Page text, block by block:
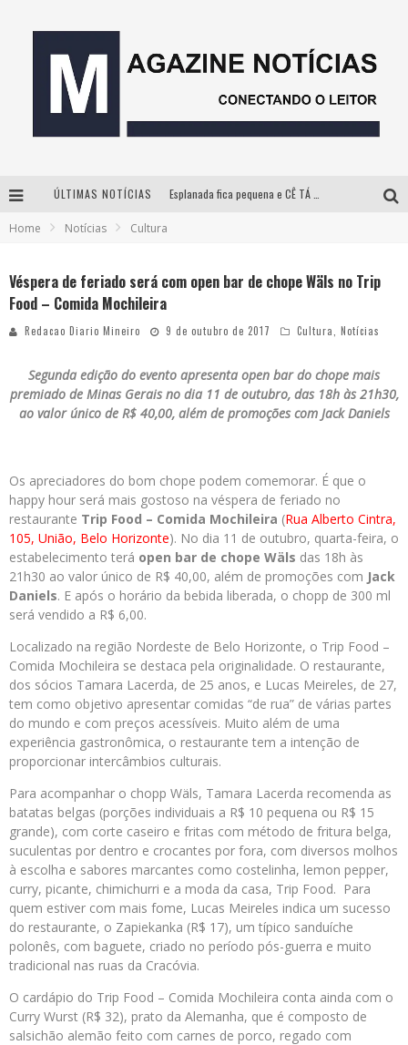
ÚLTIMAS NOTÍCIAS
Home Notícias Cultura
Véspera de feriado será com open bar de chope Wäls no Trip
Food – Comida Mochileira
Redacao Diario Mineiro 9 de outubro de 2017 Cultura Notícias
Segunda edição do evento apresenta open bar do chope mais
premiado de Minas Gerais no dia 11 de outubro, das 18h às 21h30,
ao valor único de R$ 40,00, além de promoções com Jack Daniels
Os apreciadores do bom chope podem comemorar. É que o
happy hour será mais gostoso na véspera de feriado no
restaurante Trip Food – Comida Mochileira (Rua Alberto Cintra,
105, União, Belo Horizonte). No dia 11 de outubro, quarta-feira, o
estabelecimento terá open bar de chope Wäls das 18h às
21h30 ao valor único de R$ 40,00, além de promoções com Jack
Daniels. E após o horário da bebida liberada, o chopp de 300 ml
será vendido a R$ 6,00.
Localizado na região Nordeste de Belo Horizonte, o Trip Food –
Comida Mochileira se destaca pela originalidade. O restaurante,
dos sócios Tamara Lacerda, de 25 anos, e Lucas Meireles, de 27,
tem como objetivo apresentar comidas “de rua” de várias partes
do mundo e com preços acessíveis. Muito além de uma
experiência gastronômica, o restaurante tem a intenção de
proporcionar intercâmbios culturais.
Para acompanhar o chopp Wäls, Tamara Lacerda recomenda as
batatas belgas (porções individuais a R$ 10 pequena ou R$ 15
grande), com corte caseiro e fritas com método de fritura belga,
suculentas por dentro e crocantes por fora, com diversos molhos
à escolha e sabores marcantes como costelinha, lemon pepper,
curry, picante, chimichurri e a moda da casa, Trip Food. Para
quem estiver com mais fome, Lucas Meireles indica um sucesso
do restaurante, o Zapiekanka (R$ 17), um típico sanduíche
polonês, com baguete, criado no período pós-guerra e muito
tradicional nas ruas da Cracóvia.
O cardápio do Trip Food – Comida Mochileira conta ainda com o
Curry Wurst (R$ 32), prato da Alemanha, que é composto de
salsichão alemão feito com carnes de porco, regado com